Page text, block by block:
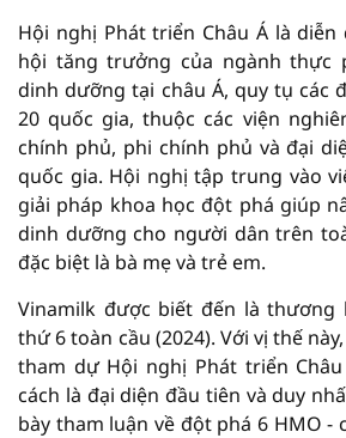
Hội nghị Phát triển Châu Á là
hội tăng trưởng của ngành thực
dinh dưỡng tại châu Á, quy tụ các
20 quốc gia, thuộc các viện
chính phủ, phi chính phủ và đại
quốc gia. Hội nghị tập trung vào
giải pháp khoa học đột phá giúp
dinh dưỡng cho người dân trên
đặc biệt là bà mẹ và trẻ em.
Vinamilk được biết đến là
thứ 6 toàn cầu (2024). Với vị thế
tham dự Hội nghị Phát triển
cách là đại diện đầu tiên và duy
bày tham luận về đột phá 6 HMO